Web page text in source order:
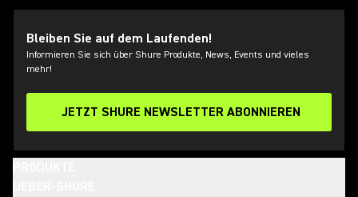
Bleiben Sie auf dem Laufenden!
Informieren Sie sich über Shure Produkte, News, Events und vieles
mehr!
JETZT SHURE NEWSLETTER ABONNIEREN